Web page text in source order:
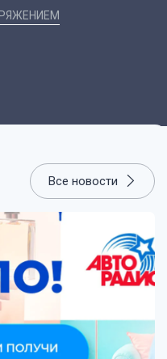
Все новости